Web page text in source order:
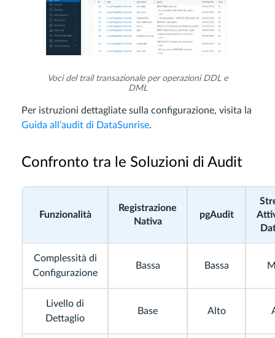
Voci del trail transazionale per operazioni DDL e
DML
Per istruzioni dettagliate sulla configurazione, visita la
Guida all’audit di DataSunrise.
Confronto tra le Soluzioni di Audit
Funzionalità
Registrazione
Nativa
pgAudit
Complessità di
Configurazione
Bassa Bassa
Livello di
Dettaglio
Base Alto